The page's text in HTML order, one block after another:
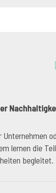
lernen die
begleitet.